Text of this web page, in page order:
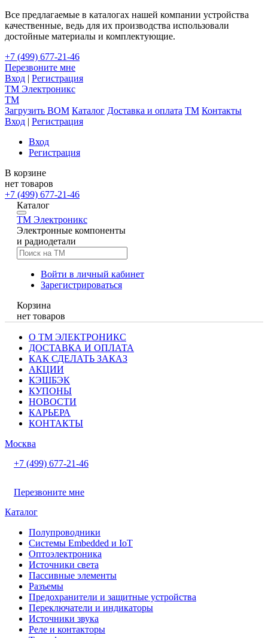
Все предлагаемые в каталогах нашей компании устройства
качественные, ведь для их производства использовали
достойные материалы и комплектующие.
+7 (499) 677-21-46
Перезвоните мне
Вход | Регистрация
TM Электроникс
TM
Загрузить BOM Каталог Доставка и оплата TM Контакты
Вход | Регистрация
Вход
Регистрация
В корзине
нет товаров
+7 (499) 677-21-46
Каталог
TM Электроникс
Электронные компоненты
и радиодетали
Войти в личный кабинет
Зарегистрироваться
Корзина
нет товаров
О ТМ ЭЛЕКТРОНИКС
ДОСТАВКА И ОПЛАТА
КАК СДЕЛАТЬ ЗАКАЗ
АКЦИИ
КЭШБЭК
КУПОНЫ
НОВОСТИ
КАРЬЕРА
КОНТАКТЫ
Москва
+7 (499) 677-21-46
Перезвоните мне
Каталог
Полупроводники
Системы Embedded и IoT
Oптоэлектроника
Источники света
Пассивные элементы
Разъeмы
Предохранители и защитные устройства
Переключатели и индикаторы
Источники звука
Реле и контакторы